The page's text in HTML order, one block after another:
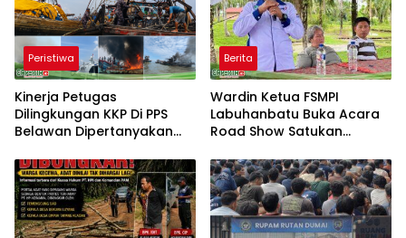
Peristiwa
Kinerja Petugas
Dilingkungan KKP Di PPS
Belawan Dipertanyakan
Kali Alami Kebakaran
Berita
Wardin Ketua FSMPI
Labuhanbatu Buka Acara
Road Show Satukan
Perkebunan Kawal UU
Ketenagakerjaan Baru